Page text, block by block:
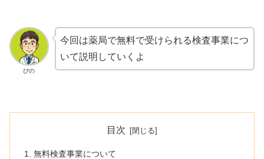
ぴの
今回は薬局で無料で受けられる検査事業につ
いて説明していくよ
目次
無料検査事業について